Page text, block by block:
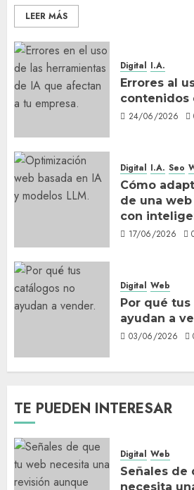
LEER MÁS
Digital I.A.
Errores al
contenidos
24/06/2026
Digital I.A. Seo
Cómo
de una
con
17/06/2026
Digital Web
Por qué
ayudan a
03/06/2026
TE PUEDEN INTERESAR
Digital Web
Señales de
necesita